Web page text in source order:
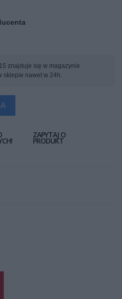
znajduje się w magazynie
sklepie nawet w 24h.
ZAPYTAJ O
PRODUKT